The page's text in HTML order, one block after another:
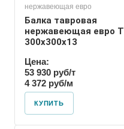
нержавеющая евро
Балка тавровая
нержавеющая евро T
300х300х13
Цена:
53 930 руб/т
4 372 руб/м
КУПИТЬ